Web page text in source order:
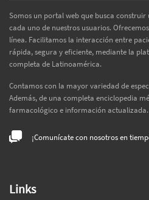
Somos un portal web que busca
cada uno de nuestros usuarios.
línea. Facilitamos la interacción entre
rápida, segura y eficiente, mediante la
completa de Latinoamérica.
Contamos con la mayor variedad de
Además, de una completa enciclopedia
farmacológico e información actualizada.
¡Comunícate con nosotros en
Links